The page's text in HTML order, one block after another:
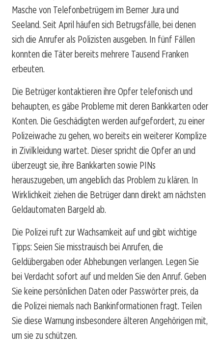
Masche von Telefonbetrügern im Berner Jura und
Seeland. Seit April häufen sich Betrugsfälle, bei denen
sich die Anrufer als Polizisten ausgeben. In fünf Fällen
konnten die Täter bereits mehrere Tausend Franken
erbeuten.
Die Betrüger kontaktieren ihre Opfer telefonisch und
behaupten, es gäbe Probleme mit deren Bankkarten oder
Konten. Die Geschädigten werden aufgefordert, zu einer
Polizeiwache zu gehen, wo bereits ein weiterer Komplize
in Zivilkleidung wartet. Dieser spricht die Opfer an und
überzeugt sie, ihre Bankkarten sowie PINs
herauszugeben, um angeblich das Problem zu klären. In
Wirklichkeit ziehen die Betrüger dann direkt am nächsten
Geldautomaten Bargeld ab.
Die Polizei ruft zur Wachsamkeit auf und gibt wichtige
Tipps: Seien Sie misstrauisch bei Anrufen, die
Geldübergaben oder Abhebungen verlangen. Legen Sie
bei Verdacht sofort auf und melden Sie den Anruf. Geben
Sie keine persönlichen Daten oder Passwörter preis, da
die Polizei niemals nach Bankinformationen fragt. Teilen
Sie diese Warnung insbesondere älteren Angehörigen mit,
um sie zu schützen.